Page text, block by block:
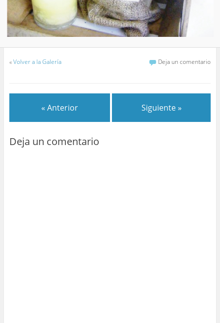
«Volver a la Galería Deja un comentario
« Anterior Siguiente »
Deja un comentario